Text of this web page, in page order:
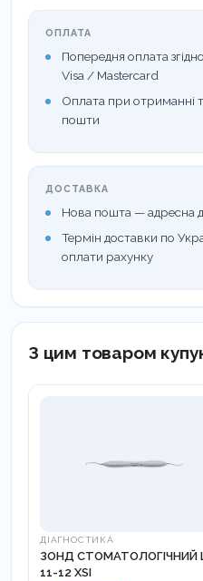
ОПЛАТА
Попередня оплата
Visa / Mastercard
Оплата при отриманні
пошти
ДОСТАВКА
Нова пошта — адресна
Термін доставки по
оплати рахунку
З цим товаром
ДІАГНОСТИКА
ЗОНД СТОМАТОЛОГІЧНИЙ
11-12 XSI